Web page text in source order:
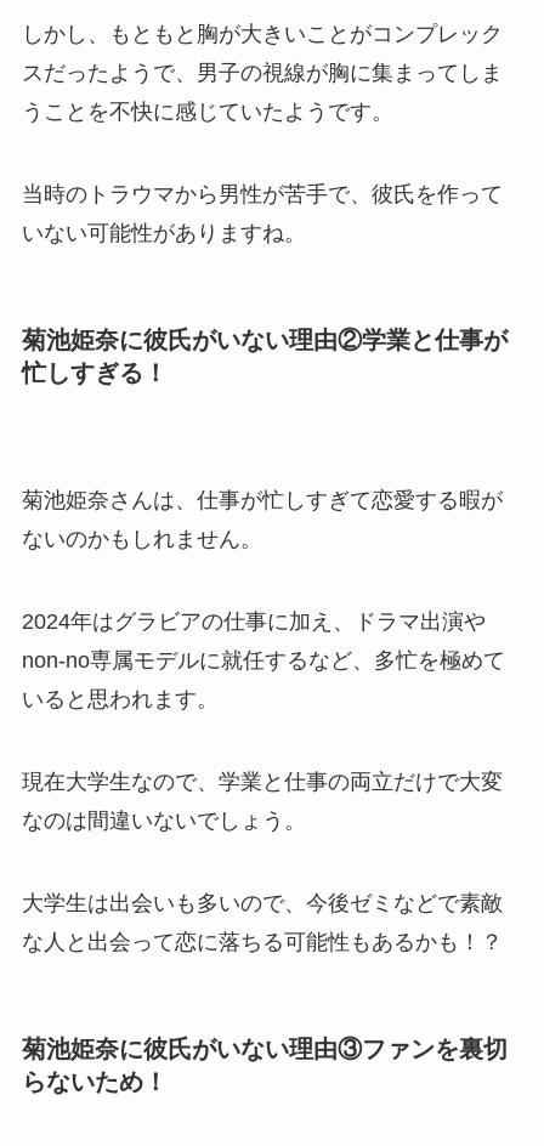
しかし、もともと胸が大きいことがコンプレック
スだったようで、男子の視線が胸に集まってしま
うことを不快に感じていたようです。
当時のトラウマから男性が苦手で、彼氏を作って
いない可能性がありますね。
菊池姫奈に彼氏がいない理由②学業と仕事が
忙しすぎる！
菊池姫奈さんは、仕事が忙しすぎて恋愛する暇が
ないのかもしれません。
2024年はグラビアの仕事に加え、ドラマ出演や
non-no専属モデルに就任するなど、多忙を極めて
いると思われます。
現在大学生なので、学業と仕事の両立だけで大変
なのは間違いないでしょう。
大学生は出会いも多いので、今後ゼミなどで素敵
な人と出会って恋に落ちる可能性もあるかも！？
菊池姫奈に彼氏がいない理由③ファンを裏切
らないため！